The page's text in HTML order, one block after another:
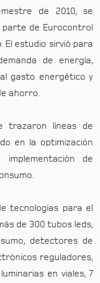
de 2010, se
de Eurocontrol
El estudio sirvió para
de energía,
gasto energético y
ahorro.
trazaron líneas de
en la optimización
de
tecnologías para el
de 300 tubos leds,
detectores de
reguladores,
en viales, 7